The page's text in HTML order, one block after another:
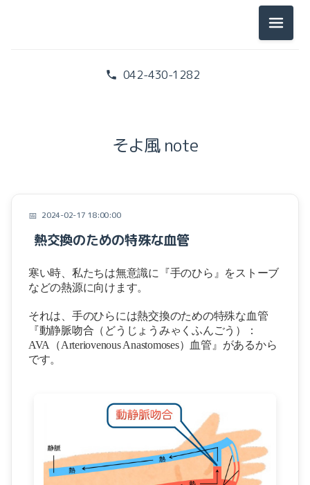
症例
しまだの施術
目から鱗の腰痛教室
042-430-1282
『こころ』と『からだ』
みなさまのお声
腰痛と画像検査
本の紹介
メニュ
そよ風 note
2024-02-17 18:00:00
熱交換のための特殊な血管
寒い時、 私たちは無意識に
『手のひら』をストーブ
などの熱源に向けます。
それは、 手のひらには熱交換のための特殊な血管
『動静脈吻合（どうじょうみゃくふんごう）：
AVA
（Arteriovenous Anastomoses）血管』があるから
です。